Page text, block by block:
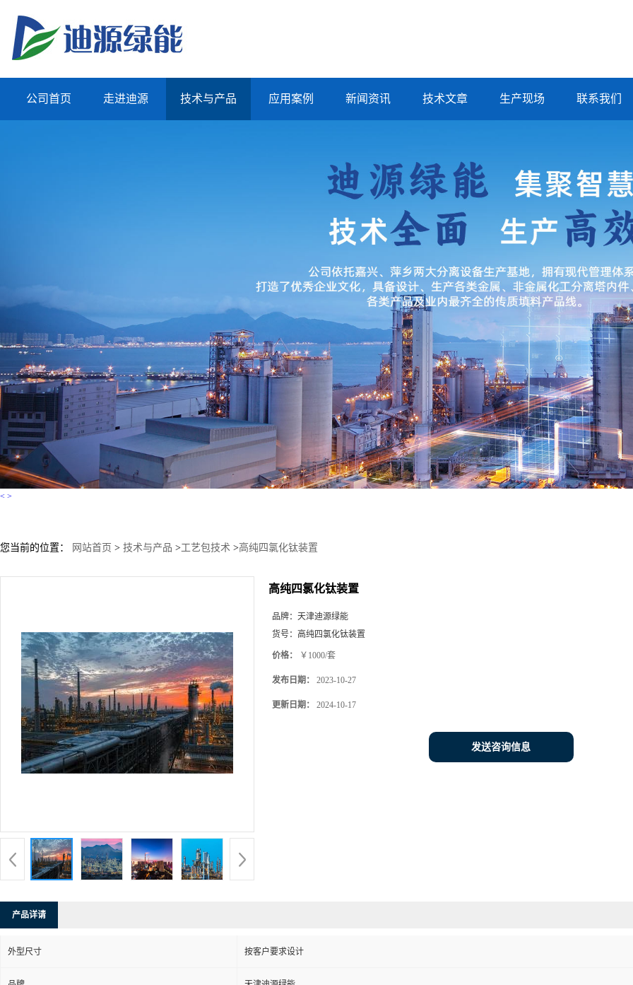
公司首页 走进迪源 技术与产品 应用案例 新闻资讯 技术文章 生产现场 联系我们
< >
您当前的位置： 网站首页 > 技术与产品 >工艺包技术 >高纯四氯化钛装置
高纯四氯化钛装置
品牌： 天津迪源绿能
货号： 高纯四氯化钛装置
价格： ￥1000/套
发布日期： 2023-10-27
更新日期： 2024-10-17
发送咨询信息
产品详请
外型尺寸 按客户要求设计